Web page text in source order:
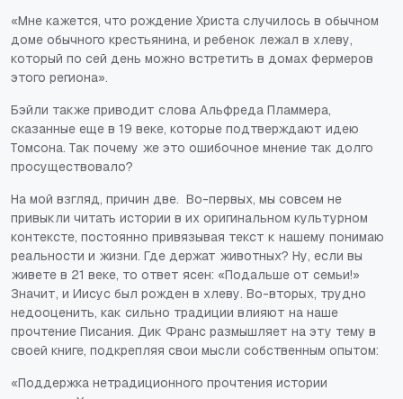
«Мне кажется, что рождение Христа случилось в обычном
доме обычного крестьянина, и ребенок лежал в хлеву,
который по сей день можно встретить в домах фермеров
этого региона».
Бэйли также приводит слова Альфреда Пламмера,
сказанные еще в 19 веке, которые подтверждают идею
Томсона. Так почему же это ошибочное мнение так долго
просуществовало?
На мой взгляд, причин две. Во-первых, мы совсем не
привыкли читать истории в их оригинальном культурном
контексте, постоянно привязывая текст к нашему понимаю
реальности и жизни. Где держат животных? Ну, если вы
живете в 21 веке, то ответ ясен: «Подальше от семьи!»
Значит, и Иисус был рожден в хлеву. Во-вторых, трудно
недооценить, как сильно традиции влияют на наше
прочтение Писания. Дик Франс размышляет на эту тему в
своей книге, подкрепляя свои мысли собственным опытом:
«Поддержка нетрадиционного прочтения истории